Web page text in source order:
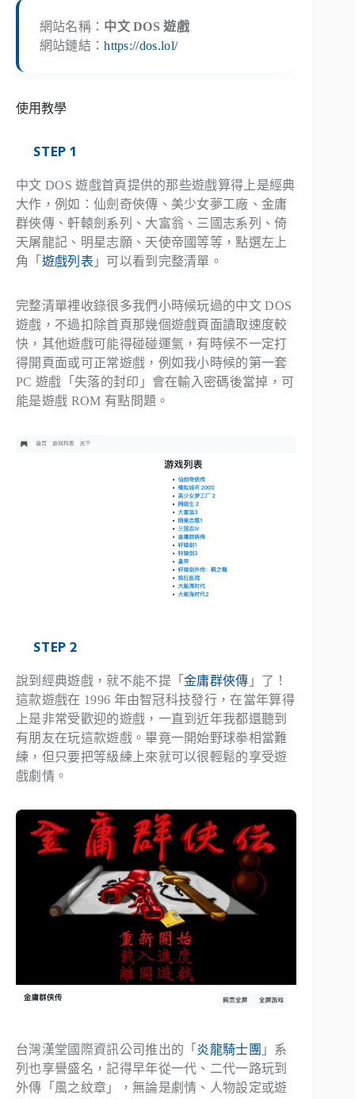
網站名稱： 中文 DOS 遊戲
網站鏈結：https://dos.lol/
使用教學
STEP 1
中文 DOS 遊戲首頁提供的那些遊戲算得上是經典
大作，例如：仙劍奇俠傳、美少女夢工廠、金庸
群俠傳、軒轅劍系列、大富翁、三國志系列、倚
天屠龍記、明星志願、天使帝國等等，點選左上
角「 遊戲列表 」可以看到完整清單。
完整清單裡收錄很多我們小時候玩過的中文 DOS
遊戲，不過扣除首頁那幾個遊戲頁面讀取速度較
快，其他遊戲可能得碰碰運氣，有時候不一定打
得開頁面或可正常遊戲，例如我小時候的第一套
PC 遊戲「失落的封印」會在輸入密碼後當掉，可
能是遊戲 ROM 有點問題。
STEP 2
說到經典遊戲，就不能不提「金庸群俠傳 」了！
這款遊戲在 1996 年由智冠科技發行，在當年算得
上是非常受歡迎的遊戲，一直到近年我都還聽到
有朋友在玩這款遊戲。畢竟一開始野球拳相當難
練，但只要把等級練上來就可以很輕鬆的享受遊
戲劇情。
台灣漢堂國際資訊公司推出的「 炎龍騎士團 」系
列也享譽盛名，記得早年從一代、二代一路玩到
外傳「風之紋章」，無論是劇情、人物設定或遊